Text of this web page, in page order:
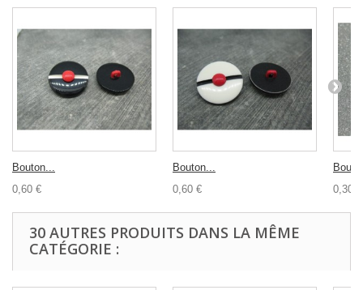
Bouton...
0,60 €
Bouton...
0,60 €
0,30 €
30 AUTRES PRODUITS DANS LA MÊME
CATÉGORIE :